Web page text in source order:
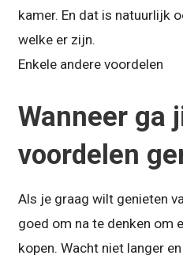
kamer. En dat is natuurlijk
welke er zijn.
Enkele andere voordelen
Wanneer ga
voordelen
Als je graag wilt genieten
goed om na te denken om
kopen. Wacht niet langer